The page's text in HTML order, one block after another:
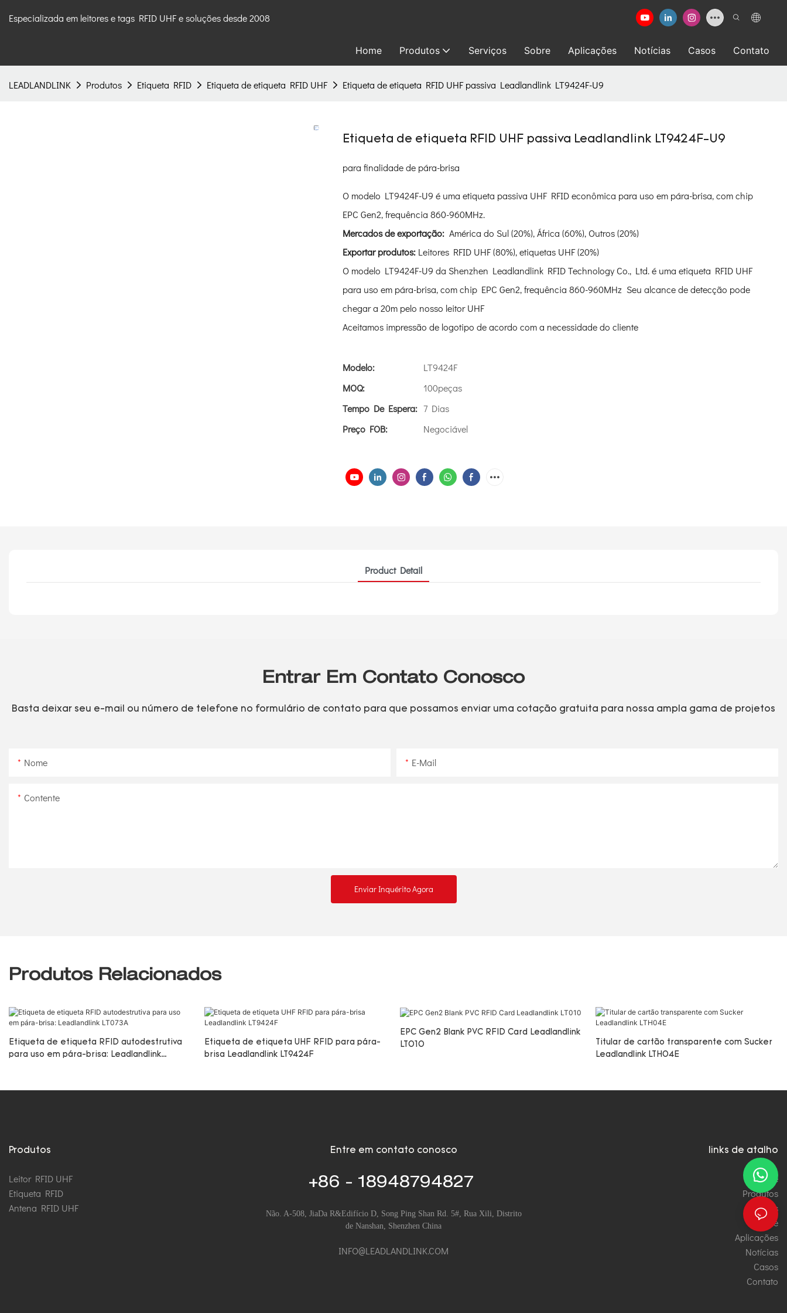
Especializada em leitores e tags RFID UHF e soluções desde 2008
Home Produtos Serviços Sobre Aplicações Notícias Casos Contato
LEADLANDLINK Produtos Etiqueta RFID Etiqueta de etiqueta RFID UHF Etiqueta de etiqueta RFID UHF passiva Leadlandlink LT9424F-U9
Etiqueta de etiqueta RFID UHF passiva Leadlandlink LT9424F-U9
para finalidade de pára-brisa
O modelo LT9424F-U9 é uma etiqueta passiva UHF RFID econômica para uso em pára-brisa, com chip
EPC Gen2, frequência 860-960MHz.
Mercados de exportação: América do Sul (20%), África (60%), Outros (20%)
Exportar produtos: Leitores RFID UHF (80%), etiquetas UHF (20%)
O modelo LT9424F-U9 da Shenzhen Leadlandlink RFID Technology Co., Ltd. é uma etiqueta RFID UHF
para uso em pára-brisa, com chip EPC Gen2, frequência 860-960MHz Seu alcance de detecção pode
chegar a 20m pelo nosso leitor UHF
Aceitamos impressão de logotipo de acordo com a necessidade do cliente
Modelo:
LT9424F
MOQ:
100peças
Tempo De Espera: 7 Dias
Preço FOB:
Negociável
Product Detail
Entrar Em Contato Conosco
Basta deixar seu e-mail ou número de telefone no formulário de contato para que possamos enviar uma cotação gratuita para nossa ampla gama de projetos
Nome E-Mail
Contente
Enviar Inquérito Agora
Produtos Relacionados
Etiqueta de etiqueta RFID autodestrutiva
para uso em pára-brisa: Leadlandlink
Etiqueta de etiqueta UHF RFID para pára-
brisa Leadlandlink LT9424F
EPC Gen2 Blank PVC RFID Card Leadlandlink
LT010
Titular de cartão transparente com Sucker
Leadlandlink LTH04E
Produtos
Leitor RFID UHF
Etiqueta RFID
Antena RFID UHF
Entre em contato conosco
+86 - 18948794827
Não. A-508, JiaDa R&Edifício D, Song Ping Shan Rd. 5#, Rua Xili, Distrito
de Nanshan, Shenzhen China
INFO@LEADLANDLINK.COM
links de atalho
Home
Produtos
Serviços
Sobre
Aplicações
Notícias
Casos
Contato